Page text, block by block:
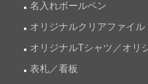
名入れボールペン
オリジナルクリアファイル
オリジナルTシャツ／オリ
表札／看板